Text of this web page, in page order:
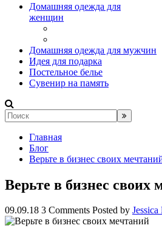
Домашняя одежда для
женщин
Домашняя одежда для мужчин
Идея для подарка
Постельное белье
Сувенир на память
Главная
Блог
Верьте в бизнес своих
Верьте в бизнес своих
09.09.18 3 Comments Posted by Jessica